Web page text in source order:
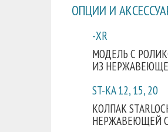
ОПЦИИ И
-XR
МОДЕЛЬ С
ИЗ
ST-KA 12, 15, 20
КОЛПАК
НЕРЖАВЕЮЩЕЙ